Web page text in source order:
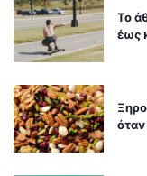
Το
έως